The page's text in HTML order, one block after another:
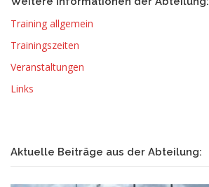
Training allgemein
Trainingszeiten
Veranstaltungen
Links
Aktuelle Beiträge aus der Abteilung: